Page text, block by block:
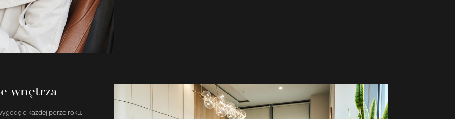
wnętrza
o każdej porze roku.